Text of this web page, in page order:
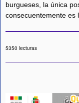
burgueses, la única
consecuentemente es
5350 lecturas